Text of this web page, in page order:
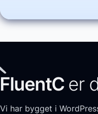
FluentC er
Vi har bygget i